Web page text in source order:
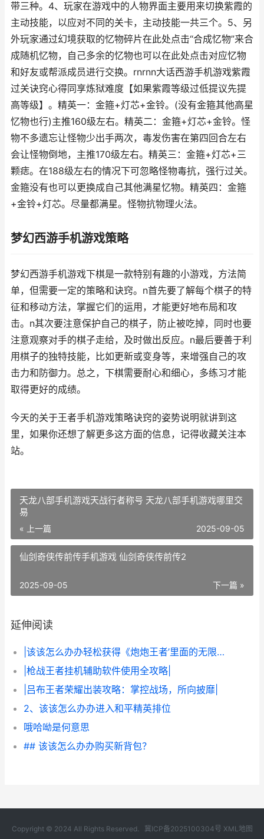
带三种。4、玩家在游戏中的人物界面主要用来切换紫霞的
主动技能，以应对不同的关卡，主动技能一共三个。5、另
外玩家通过幻境获取的忆物碎片在此处点击“合成忆物”来合
成随机忆物，自己多余的忆物也可以在此处点击对应忆物
和好友或帮派成员进行交换。rnrnn大话西游手机游戏紫霞
过关诀窍心得同享炼狱难度【如果紫霞等级过低提议先提
高等级】。精英一：金箍+灯芯+金铃。(没有金箍其他高星
忆物也行)主推160级左右。精英二：金箍+灯芯+金铃。怪
物不多遗忘让怪物少出手两次，毒发伤害在第四回合左右
会让怪物倒地，主推170级左右。精英三：金箍+灯芯+三
颗痣。在188级左右的情况下可忽略怪物毒抗，强行过关。
金箍没有也可以更换成自己其他满星忆物。精英四：金箍
+金铃+灯芯。尽量都满星。怪物抗物理火法。
梦幻西游手机游戏策略
梦幻西游手机游戏下棋是一款特别有趣的小游戏，方法简
单，但需要一定的策略和诀窍。n首先要了解每个棋子的特
征和移动方法，掌握它们的运用，才能更好地布局和攻
击。n其次要注意保护自己的棋子，防止被吃掉，同时也要
注意观察对手的棋子走给，及时做出反应。n最后要善于利
用棋子的独特技能，比如更新或变身等，来增强自己的攻
击力和防御力。总之，下棋需要耐心和细心，多练习才能
取得更好的成绩。
今天的关于王者手机游戏策略诀窍的姿势说明就讲到这
里，如果你还想了解更多这方面的信息，记得收藏关注本
站。
天龙八部手机游戏天战行者称号 天龙八部手机游戏哪里交
易
« 上一篇 2025-09-05
仙剑奇侠传前传手机游戏 仙剑奇侠传前传2
下一篇 »
2025-09-05
延伸阅读
|该该怎么办办轻松获得《炮炮王者’里面的无限金币和星星|
|枪战王者挂机辅助软件使用全攻略|
|吕布王者荣耀出装攻略：掌控战场，所向披靡|
2、该该怎么办办进入和平精英排位
哦哈呦是何意思
## 该该怎么办办购买新背包？
Copyright © 2024 All Rights Reserved. 冀ICP备2025100304号 XML地图